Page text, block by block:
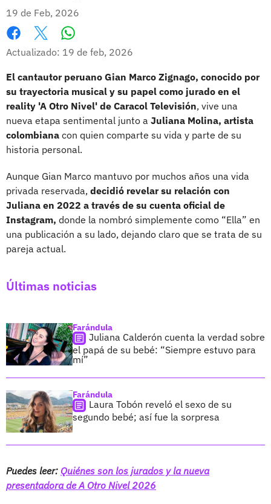
19 de Feb, 2026
Facebook
X
Actualizado: 19 de feb, 2026
El cantautor peruano Gian Marco Zignago, conocido por
su trayectoria musical y su papel como jurado en el
reality 'A Otro Nivel' de Caracol Televisión, vive una
nueva etapa sentimental junto a Juliana Molina, artista
colombiana con quien comparte su vida y parte de su
historia personal.
Aunque Gian Marco mantuvo por muchos años una vida
privada reservada, decidió revelar su relación con
Juliana en 2022 a través de su cuenta oficial de
Instagram, donde la nombró simplemente como “Ella” en
una publicación a su lado, dejando claro que se trata de su
pareja actual.
Últimas noticias
Farándula
Juliana Calderón cuenta la verdad sobre
el papá de su bebé: “Siempre estuvo para
mí”
Farándula
Laura Tobón reveló el sexo de su
segundo bebé; así fue la sorpresa
Puedes leer: Quiénes son los jurados y la nueva
presentadora de A Otro Nivel 2026